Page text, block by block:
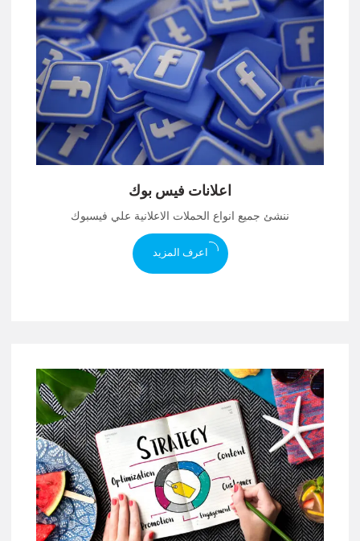
اعلانات فيس بوك
ننشئ جميع انواع الحملات الاعلانية علي فيسبوك
اعرف المزيد